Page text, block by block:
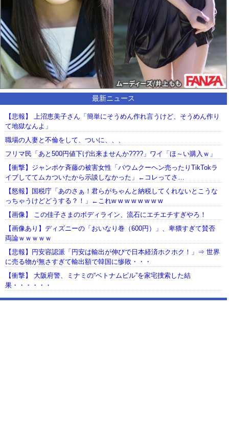
最新ニュース
【悲報】 上沼恵美子さん「簡単にそうめん作れ言うけど、そうめん作り
て地獄なんよ」
職場の人妻と不倫をして、ついに、、、
フリマ民「あと500円値下げ出来ませんか????」ワイ「ほ～い購入ｗ」
【衝撃】ジャンポケ斉藤の被害女性「バウムクーヘン売ったりTikTokラ
イブしててムカついたから示談しなかった」←コレってさ…
【怒報】国税庁「あのさぁ！君らがちゃんと納税してくれないとこうな
っちゃうけどどうする？！」←これw w w w w w w w
【画像】 この佳子さまのボディライン、流石にエチエチすぎやろ！
【画像あり】ディズニーの「おいなり巻（600円）」、卑猥すぎて賛否
両論ｗｗｗｗｗ
【悲報】円安容認派「円安は輸出が伸びで日本経済ホクホク！」⇒ 世界
に売る物が無さすぎて輸出額で韓国に惨敗・・・
【衝撃】 大阪府警、ミナミの“ベトナムビル”を家宅捜索した結
果・・・・・・
【動画】USJの禁止エリアに子どもたちが続々乱入 → スタッフが注意し